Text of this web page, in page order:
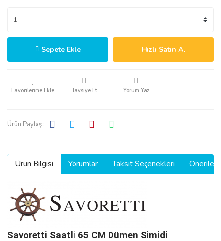
Sepete Ekle Hızlı Satın Al
Tavsiye Et Yorum Yaz
Ürün Paylaş :
Ürün Bilgisi Yorumlar Taksit Seçenekleri
Savoretti Saatli 65 CM Dümen Simidi